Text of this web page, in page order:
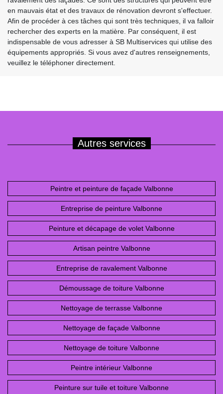
en mauvais état et des travaux de rénovation devront s'effectuer.
Afin de procéder à ces tâches qui sont très techniques, il va falloir
rechercher des experts en la matière. Par conséquent, il est
indispensable de vous adresser à SB Multiservices qui utilise des
équipements appropriés. Si vous avez d'autres renseignements,
veuillez le téléphoner directement.
Autres services
Peintre et peinture de façade Valbonne
Entreprise de peinture Valbonne
Peinture et décapage de volet Valbonne
Artisan peintre Valbonne
Entreprise de ravalement Valbonne
Démoussage de toiture Valbonne
Nettoyage de terrasse Valbonne
Nettoyage de façade Valbonne
Nettoyage de toiture Valbonne
Peintre intérieur Valbonne
Peinture sur tuile et toiture Valbonne